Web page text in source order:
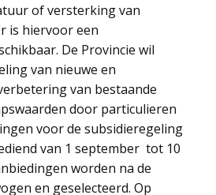
of versterking van
is hiervoor een
De Provincie wil
van nieuwe en
van bestaande
door particulieren
voor de subsidieregeling
van 1 september tot 10
worden na de
en geselecteerd. Op